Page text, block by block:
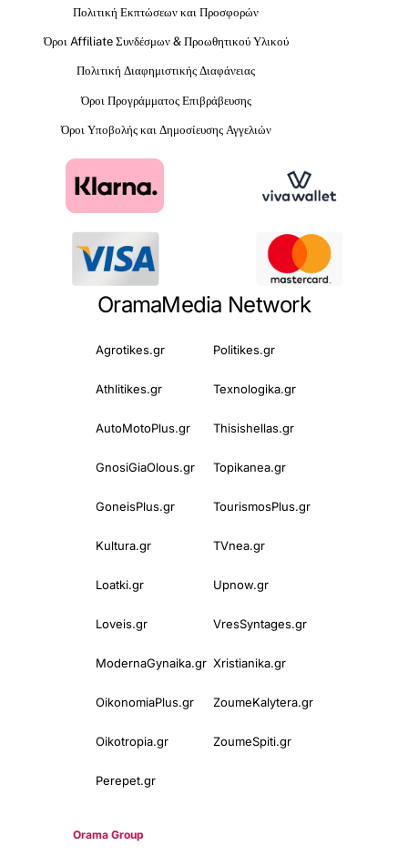
Πολιτική Εκπτώσεων και Προσφορών
Όροι Affiliate Συνδέσμων & Προωθητικού Υλικού
Πολιτική Διαφημιστικής Διαφάνειας
Όροι Προγράμματος Επιβράβευσης
Όροι Υποβολής και Δημοσίευσης Αγγελιών
OramaMedia Network
Agrotikes.gr Politikes.gr
Athlitikes.gr Texnologika.gr
AutoMotoPlus.gr Thisishellas.gr
GnosiGiaOlous.gr Topikanea.gr
GoneisPlus.gr TourismosPlus.gr
Kultura.gr TVnea.gr
Loatki.gr Upnow.gr
Loveis.gr VresSyntages.gr
ModernaGynaika.gr Xristianika.gr
OikonomiaPlus.gr ZoumeKalytera.gr
Oikotropia.gr ZoumeSpiti.gr
Perepet.gr
Orama Group